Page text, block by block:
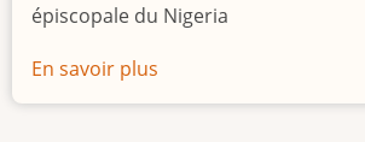
épiscopale du Nigeria
En savoir plus
Le